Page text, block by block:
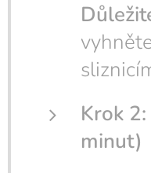
Krok
minut)